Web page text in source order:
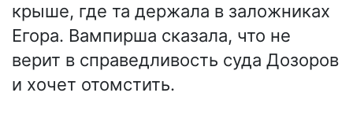
крыше, где та держала в заложниках
Егора. Вампирша сказала, что не
верит в справедливость суда Дозоров
и хочет отомстить.